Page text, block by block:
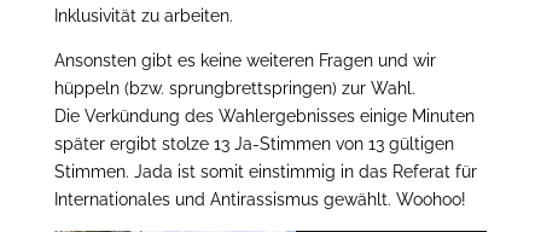
Inklusivität zu arbeiten.
Ansonsten gibt es keine weiteren Fragen und wir
hüppeln (bzw. sprungbrettspringen) zur Wahl.
Die Verkündung des Wahlergebnisses einige Minuten
später ergibt stolze 13 Ja-Stimmen von 13 gültigen
Stimmen. Jada ist somit einstimmig in das Referat für
Internationales und Antirassismus gewählt. Woohoo!